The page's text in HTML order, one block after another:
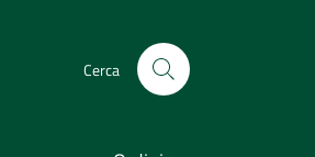
Cerca